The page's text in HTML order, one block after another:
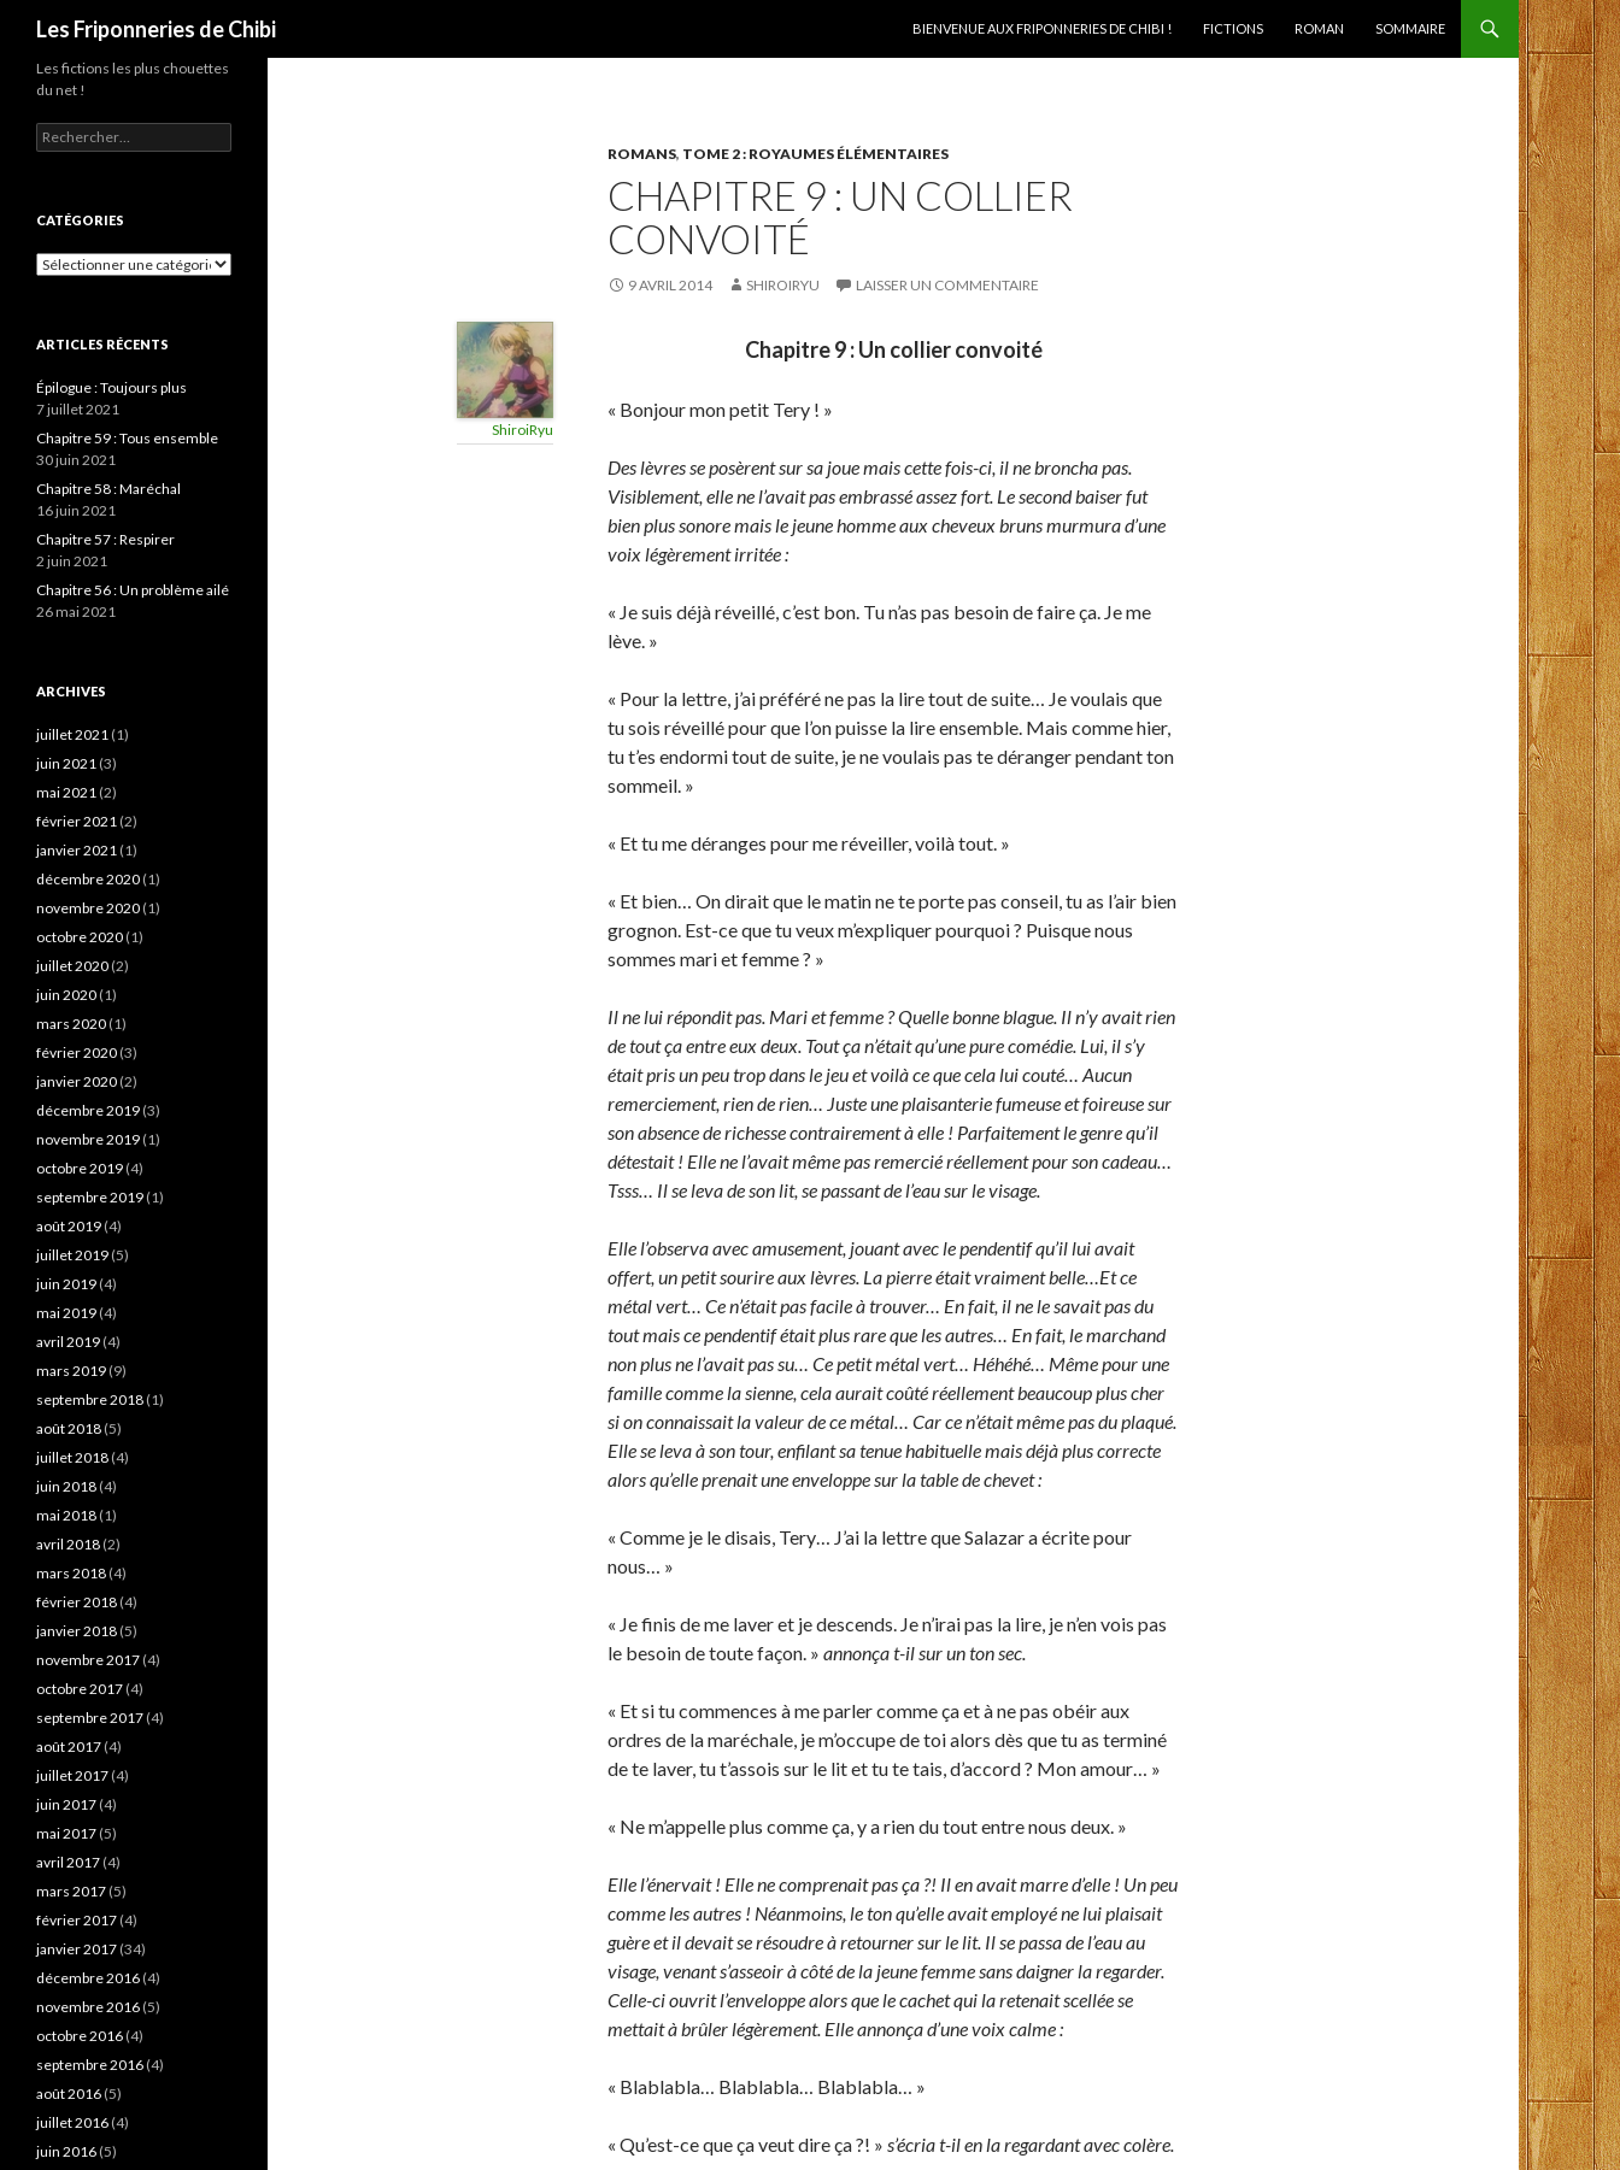
Les Friponneries de Chibi
BIENVENUE AUX FRIPONNERIES DE CHIBI !
FICTIONS ROMAN SOMMAIRE
ROMANS, TOME 2 : ROYAUMES ÉLÉMENTAIRES
CHAPITRE 9 : UN COLLIER
CONVOITÉ
9 AVRIL 2014 SHIROIRYU LAISSER UN COMMENTAIRE
ShiroiRyu
Chapitre 9 : Un collier convoité
« Bonjour mon petit Tery ! »
Des lèvres se posèrent sur sa joue mais cette fois-ci, il ne broncha pas.
Visiblement, elle ne l’avait pas embrassé assez fort. Le second baiser fut
bien plus sonore mais le jeune homme aux cheveux bruns murmura d’une
voix légèrement irritée :
« Je suis déjà réveillé, c’est bon. Tu n’as pas besoin de faire ça. Je me
lève. »
« Pour la lettre, j’ai préféré ne pas la lire tout de suite… Je voulais que
tu sois réveillé pour que l’on puisse la lire ensemble. Mais comme hier,
tu t’es endormi tout de suite, je ne voulais pas te déranger pendant ton
sommeil. »
« Et tu me déranges pour me réveiller, voilà tout. »
« Et bien… On dirait que le matin ne te porte pas conseil, tu as l’air bien
grognon. Est-ce que tu veux m’expliquer pourquoi ? Puisque nous
sommes mari et femme ? »
Il ne lui répondit pas. Mari et femme ? Quelle bonne blague. Il n’y avait rien
de tout ça entre eux deux. Tout ça n’était qu’une pure comédie. Lui, il s’y
était pris un peu trop dans le jeu et voilà ce que cela lui couté… Aucun
remerciement, rien de rien… Juste une plaisanterie fumeuse et foireuse sur
son absence de richesse contrairement à elle ! Parfaitement le genre qu’il
détestait ! Elle ne l’avait même pas remercié réellement pour son cadeau…
Tsss… Il se leva de son lit, se passant de l’eau sur le visage.
Elle l’observa avec amusement, jouant avec le pendentif qu’il lui avait
offert, un petit sourire aux lèvres. La pierre était vraiment belle…Et ce
métal vert… Ce n’était pas facile à trouver… En fait, il ne le savait pas du
tout mais ce pendentif était plus rare que les autres… En fait, le marchand
non plus ne l’avait pas su… Ce petit métal vert… Héhéhé… Même pour une
famille comme la sienne, cela aurait coûté réellement beaucoup plus cher
si on connaissait la valeur de ce métal… Car ce n’était même pas du plaqué.
Elle se leva à son tour, enfilant sa tenue habituelle mais déjà plus correcte
alors qu’elle prenait une enveloppe sur la table de chevet :
« Comme je le disais, Tery… J’ai la lettre que Salazar a écrite pour
nous… »
« Je finis de me laver et je descends. Je n’irai pas la lire, je n’en vois pas
le besoin de toute façon. » annonça t-il sur un ton sec.
« Et si tu commences à me parler comme ça et à ne pas obéir aux
ordres de la maréchale, je m’occupe de toi alors dès que tu as terminé
de te laver, tu t’assois sur le lit et tu te tais, d’accord ? Mon amour… »
« Ne m’appelle plus comme ça, y a rien du tout entre nous deux. »
Elle l’énervait ! Elle ne comprenait pas ça ?! Il en avait marre d’elle ! Un peu
comme les autres ! Néanmoins, le ton qu’elle avait employé ne lui plaisait
guère et il devait se résoudre à retourner sur le lit. Il se passa de l’eau au
visage, venant s’asseoir à côté de la jeune femme sans daigner la regarder.
Celle-ci ouvrit l’enveloppe alors que le cachet qui la retenait scellée se
mettait à brûler légèrement. Elle annonça d’une voix calme :
« Blablabla… Blablabla… Blablabla… »
« Qu’est-ce que ça veut dire ça ?! » s’écria t-il en la regardant avec colère.
Les fictions les plus chouettes
du net !
Rechercher :
CATÉGORIES
Catégories
ARTICLES RÉCENTS
Épilogue : Toujours plus
7 juillet 2021
Chapitre 59 : Tous ensemble
30 juin 2021
Chapitre 58 : Maréchal
16 juin 2021
Chapitre 57 : Respirer
2 juin 2021
Chapitre 56 : Un problème ailé
26 mai 2021
ARCHIVES
juillet 2021 (1)
juin 2021 (3)
mai 2021 (2)
février 2021 (2)
janvier 2021 (1)
décembre 2020 (1)
novembre 2020 (1)
octobre 2020 (1)
juillet 2020 (2)
juin 2020 (1)
mars 2020 (1)
février 2020 (3)
janvier 2020 (2)
décembre 2019 (3)
novembre 2019 (1)
octobre 2019 (4)
septembre 2019 (1)
août 2019 (4)
juillet 2019 (5)
juin 2019 (4)
mai 2019 (4)
avril 2019 (4)
mars 2019 (9)
septembre 2018 (1)
août 2018 (5)
juillet 2018 (4)
juin 2018 (4)
mai 2018 (1)
avril 2018 (2)
mars 2018 (4)
février 2018 (4)
janvier 2018 (5)
novembre 2017 (4)
octobre 2017 (4)
septembre 2017 (4)
août 2017 (4)
juillet 2017 (4)
juin 2017 (4)
mai 2017 (5)
avril 2017 (4)
mars 2017 (5)
février 2017 (4)
janvier 2017 (34)
décembre 2016 (4)
novembre 2016 (5)
octobre 2016 (4)
septembre 2016 (4)
août 2016 (5)
juillet 2016 (4)
juin 2016 (5)